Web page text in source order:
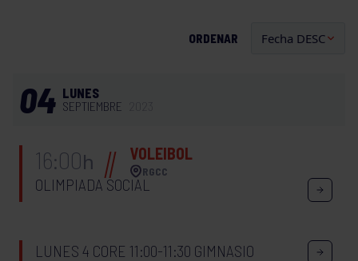
ORDENAR
04 LUNES
SEPTIEMBRE
16:00h VOLEIBOL
RGCC
OLIMPIADA SOCIAL
LUNES 4 CORE 11:00-11:30 GIMNASIO